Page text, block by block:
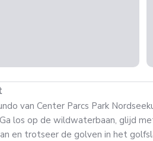
van Center Parcs Park
los op de wildwaterbaan, glijd
en trotseer de golven in het